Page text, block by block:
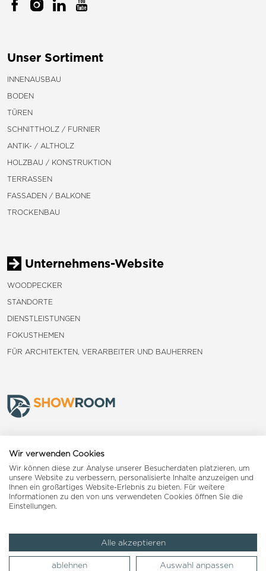
Unser Sortiment
INNENAUSBAU
BODEN
TÜREN
SCHNITTHOLZ / FURNIER
ANTIK- / ALTHOLZ
HOLZBAU / KONSTRUKTION
TERRASSEN
FASSADEN / BALKONE
TROCKENBAU
Unternehmens-Website
WOODPECKER
STANDORTE
DIENSTLEISTUNGEN
FOKUSTHEMEN
FÜR ARCHITEKTEN, VERARBEITER UND BAUHERREN
Landquart
Reiden
Impressum AGB Datenschutzerklärung
Wir verwenden Cookies
Wir können diese zur Analyse unserer Besucherdaten platzieren, um
unsere Website zu verbessern, personalisierte Inhalte anzuzeigen und
Ihnen ein großartiges Website-Erlebnis zu bieten. Für weitere
Informationen zu den von uns verwendeten Cookies öffnen Sie die
Einstellungen.
Alle akzeptieren
ablehnen Auswahl anpassen